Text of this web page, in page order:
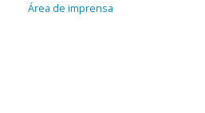
Área de imprensa